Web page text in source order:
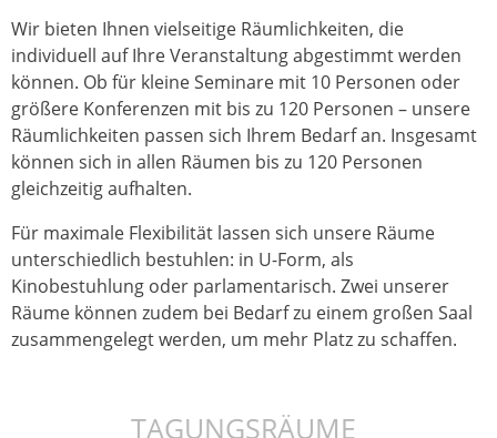
Wir bieten Ihnen vielseitige Räumlichkeiten, die
individuell auf Ihre Veranstaltung abgestimmt werden
können. Ob für kleine Seminare mit 10 Personen oder
größere Konferenzen mit bis zu 120 Personen – unsere
Räumlichkeiten passen sich Ihrem Bedarf an. Insgesamt
können sich in allen Räumen bis zu 120 Personen
gleichzeitig aufhalten.
Für maximale Flexibilität lassen sich unsere Räume
unterschiedlich bestuhlen: in U-Form, als
Kinobestuhlung oder parlamentarisch. Zwei unserer
Räume können zudem bei Bedarf zu einem großen Saal
zusammengelegt werden, um mehr Platz zu schaffen.
TAGUNGSRÄUME